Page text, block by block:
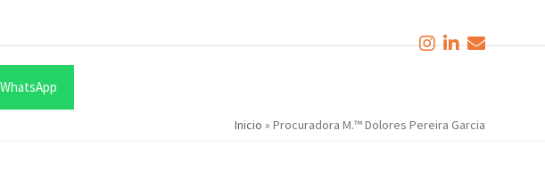
WhatsApp
Inicio » Procuradora M.™ Dolores Pereira Garcia